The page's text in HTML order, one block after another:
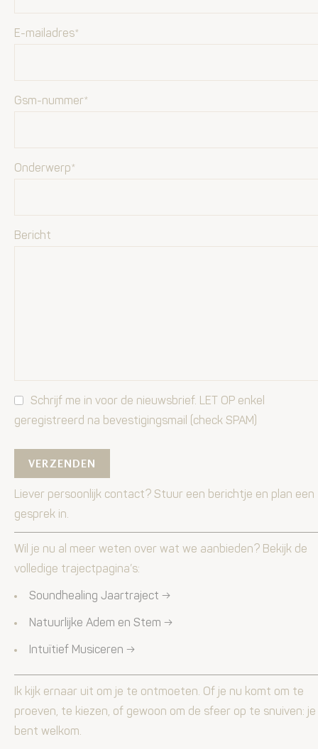
E-mailadres*
Gsm-nummer*
Onderwerp*
Bericht
Schrijf me in voor de nieuwsbrief. LET OP enkel
geregistreerd na bevestigingsmail (check SPAM)
Liever persoonlijk contact? Stuur een berichtje en plan een
gesprek in.
Wil je nu al meer weten over wat we aanbieden? Bekijk de
volledige trajectpagina’s:
Soundhealing Jaartraject →
Natuurlijke Adem en Stem →
Intuïtief Musiceren →
Ik kijk ernaar uit om je te ontmoeten. Of je nu komt om te
proeven, te kiezen, of gewoon om de sfeer op te snuiven: je
bent welkom.